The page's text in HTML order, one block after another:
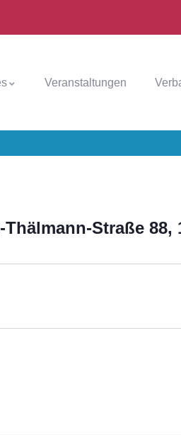
Veranstaltungen
Straße 88,